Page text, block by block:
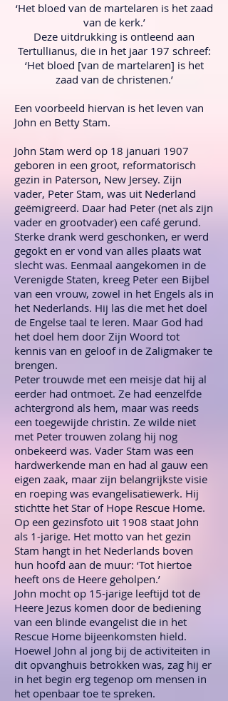
‘Het bloed van de martelaren is het zaad
van de kerk.’
Deze uitdrukking is ontleend aan
Tertullianus, die in het jaar 197 schreef:
‘Het bloed [van de martelaren] is het
zaad van de christenen.’
Een voorbeeld hiervan is het leven van
John en Betty Stam.
John Stam werd op 18 januari 1907
geboren in een groot, reformatorisch
gezin in Paterson, New Jersey. Zijn
vader, Peter Stam, was uit Nederland
geëmigreerd. Daar had Peter (net als zijn
vader en grootvader) een café gerund.
Sterke drank werd geschonken, er werd
gegokt en er vond van alles plaats wat
slecht was. Eenmaal aangekomen in de
Verenigde Staten, kreeg Peter een Bijbel
van een vrouw, zowel in het Engels als in
het Nederlands. Hij las die met het doel
de Engelse taal te leren. Maar God had
het doel hem door Zijn Woord tot
kennis van en geloof in de Zaligmaker te
brengen.
Peter trouwde met een meisje dat hij al
eerder had ontmoet. Ze had eenzelfde
achtergrond als hem, maar was reeds
een toegewijde christin. Ze wilde niet
met Peter trouwen zolang hij nog
onbekeerd was. Vader Stam was een
hardwerkende man en had al gauw een
eigen zaak, maar zijn belangrijkste visie
en roeping was evangelisatiewerk. Hij
stichtte het Star of Hope Rescue Home.
Op een gezinsfoto uit 1908 staat John
als 1-jarige. Het motto van het gezin
Stam hangt in het Nederlands boven
hun hoofd aan de muur: ‘Tot hiertoe
heeft ons de Heere geholpen.’
John mocht op 15-jarige leeftijd tot de
Heere Jezus komen door de bediening
van een blinde evangelist die in het
Rescue Home bijeenkomsten hield.
Hoewel John al jong bij de activiteiten in
dit opvanghuis betrokken was, zag hij er
in het begin erg tegenop om mensen in
het openbaar toe te spreken.